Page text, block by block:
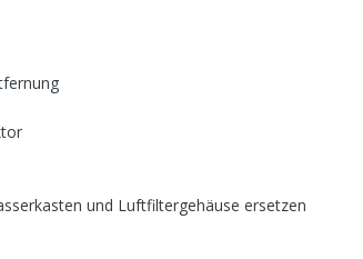
und Luftfiltergehäuse ersetzen